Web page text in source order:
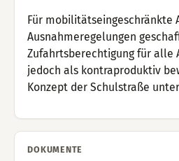
Für mobilitätseingeschränkte
Ausnahmeregelungen
Zufahrtsberechtigung für alle
jedoch als kontraproduktiv
Konzept der Schulstraße
DOKUMENTE